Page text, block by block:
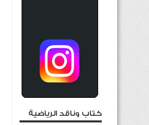
كتاب وناقد الرياضية